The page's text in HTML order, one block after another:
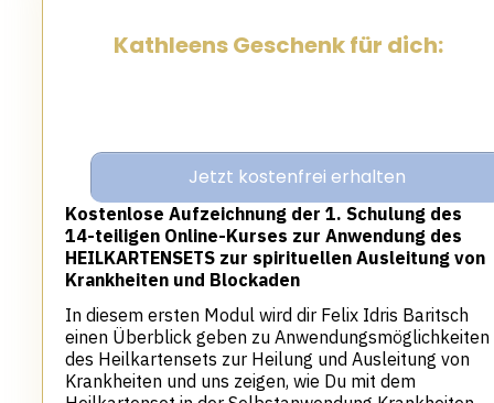
Kathleens Geschenk für dich:
Jetzt kostenfrei erhalten
Kostenlose Aufzeichnung der 1. Schulung des
14-teiligen Online-Kurses zur Anwendung des
HEILKARTENSETS zur spirituellen Ausleitung von
Krankheiten und Blockaden
In diesem ersten Modul wird dir Felix Idris Baritsch
einen Überblick geben zu Anwendungsmöglichkeiten
des Heilkartensets zur Heilung und Ausleitung von
Krankheiten und uns zeigen, wie Du mit dem